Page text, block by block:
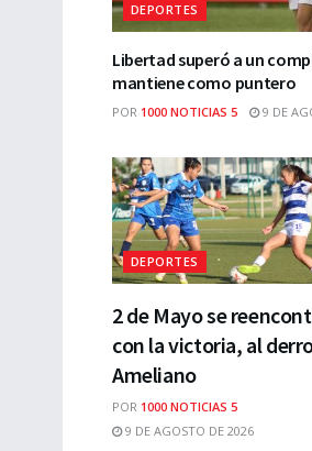
DEPORTES
Libertad superó a un
mantiene como puntero
POR 1000 NOTICIAS 5 9 DE
DEPORTES
2 de Mayo se
con la victoria, al
Ameliano
POR 1000 NOTICIAS 5
9 DE AGOSTO DE 2026